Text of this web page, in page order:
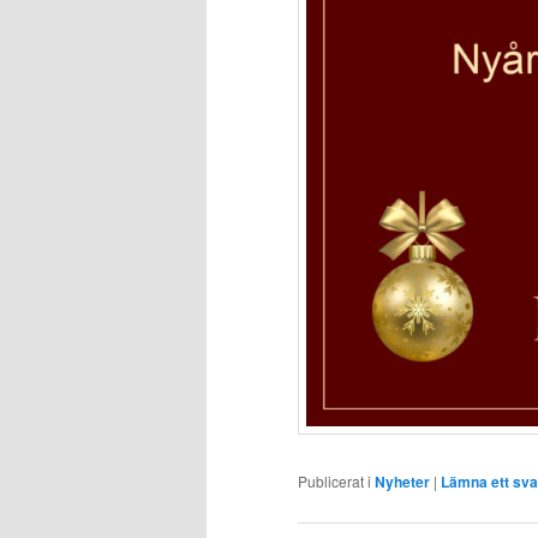
Publicerat i Nyheter | Lämna ett